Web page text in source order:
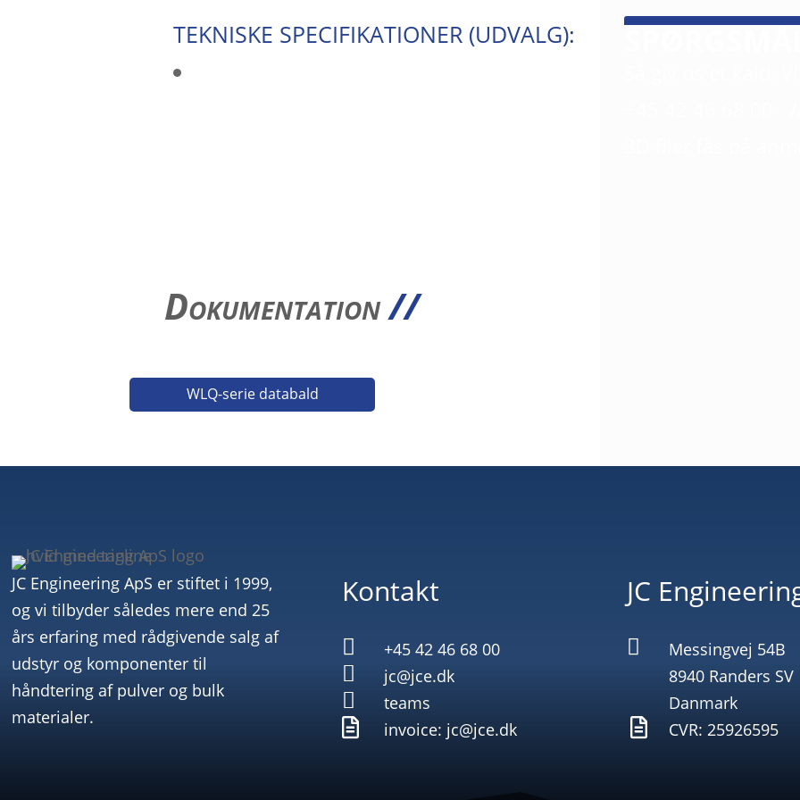
TEKNISKE SPECIFIKATIONER (UDVALG):
Dokumentation//
WLQ-serie databald
JC Engineering ApS er stiftet i 1999,
og vi tilbyder således mere end 25
års erfaring med rådgivende salg af
udstyr og komponenter til
håndtering af pulver og bulk
materialer.
Kontakt
 +45 42 46 68 00
 jc@jce.dk
 teams
 invoice: jc@jce.dk
JC

Messingvej 54B
8940 Randers SV
Danmark
 CVR: 25926595